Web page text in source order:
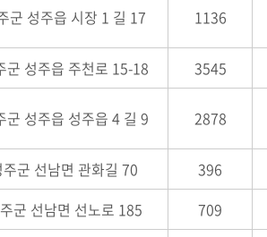
군 성주읍 시장 1 길 17 1136
군 성주읍 주천로 15-18 3545
군 성주읍 성주읍 4 길 9 2878
군 선남면 관화길 70 396
군 선남면 선노로 185
709